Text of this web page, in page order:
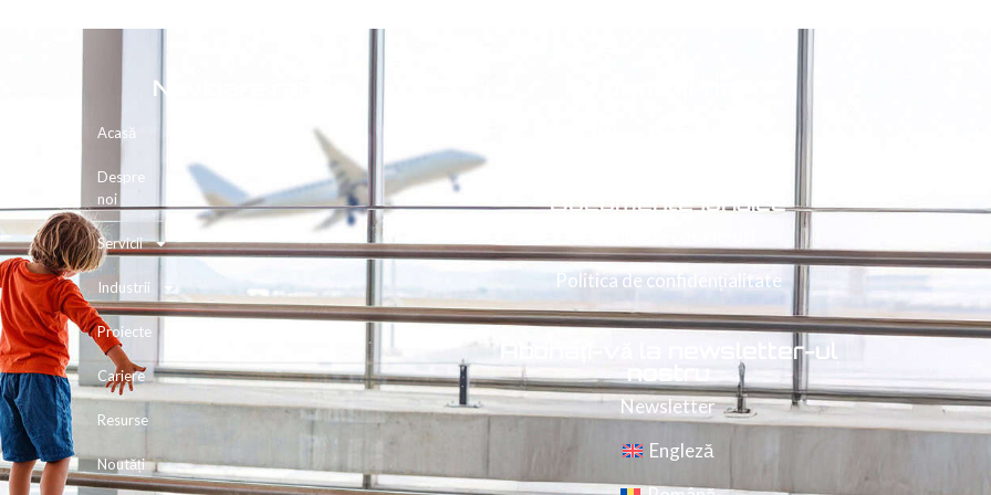
Navigare rapidă
Acasă
Despre
noi
Servicii
Industrii
Proiecte
Cariere
Resurse
Noutăți
Documente juridice
Politica de confidențialitate
Abonați-vă la newsletter-ul
nostru
Newsletter
Engleză